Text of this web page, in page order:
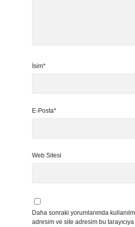
İsim*
E-Posta*
Web Sitesi
Daha sonraki yorumlarımda
adresim ve site adresim bu